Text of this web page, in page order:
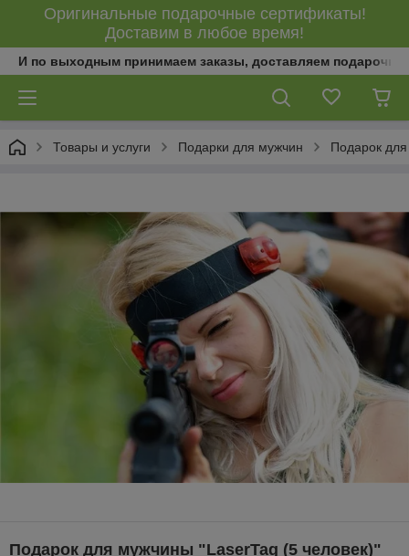
Оригинальные подарочные сертификаты!
Доставим в любое время!
И по выходным принимаем заказы, доставляем
Товары и услуги Подарки для мужчин Подарок
Подарок для мужчины "LaserTag (5 человек)"